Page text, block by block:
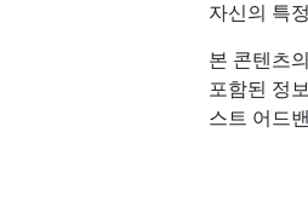
자신의 특
본 콘텐츠
포함된 정
스트 어드